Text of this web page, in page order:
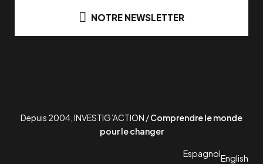
NOTRE NEWSLETTER
Depuis 2004, INVESTIG’ACTION /Comprendre le monde
pour le changer
EspagnolEnglish